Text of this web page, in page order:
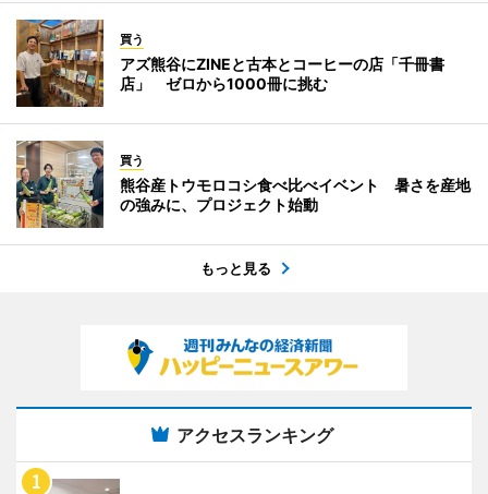
買う
アズ熊谷にZINEと古本とコーヒーの店「千冊書
店」 ゼロから1000冊に挑む
買う
熊谷産トウモロコシ食べ比べイベント 暑さを産地
の強みに、プロジェクト始動
もっと見る
アクセスランキング